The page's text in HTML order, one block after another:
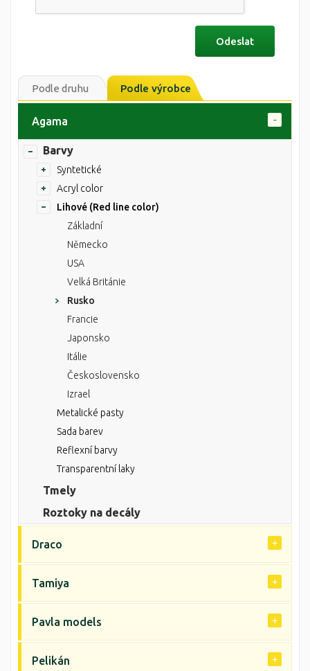
Podle druhu Podle výrobce
Agama
Barvy
Syntetické
Acryl color
Lihové (Red line color)
Základní
Německo
USA
Velká Británie
Rusko
Francie
Japonsko
Itálie
Československo
Izrael
Metalické pasty
Sada barev
Reflexní barvy
Transparentní laky
Tmely
Roztoky na decály
Draco
Tamiya
Pavla models
Pelikán